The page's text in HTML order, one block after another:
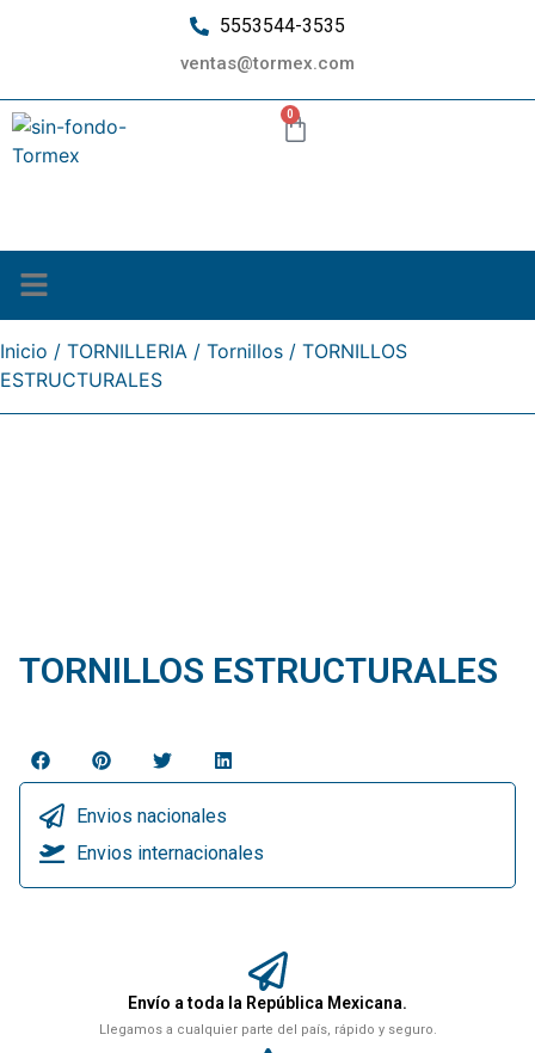
5553544-3535
ventas@tormex.com
0
Inicio / TORNILLERIA / Tornillos / TORNILLOS
ESTRUCTURALES
TORNILLOS ESTRUCTURALES
Envios nacionales
Envios internacionales
Envío a toda la República Mexicana.
Llegamos a cualquier parte del país, rápido y seguro.